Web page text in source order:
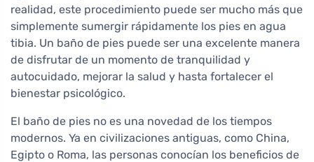
realidad, este procedimiento puede ser mucho más que
simplemente sumergir rápidamente los pies en agua
tibia. Un baño de pies puede ser una excelente manera
de disfrutar de un momento de tranquilidad y
autocuidado, mejorar la salud y hasta fortalecer el
bienestar psicológico.
El baño de pies no es una novedad de los tiempos
modernos. Ya en civilizaciones antiguas, como China,
Egipto o Roma, las personas conocían los beneficios de